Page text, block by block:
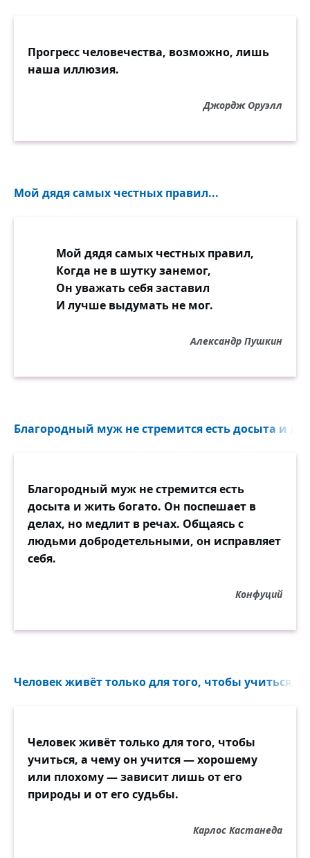
Прогресс человечества, возможно, лишь
наша иллюзия.
Джордж Оруэлл
Мой дядя самых честных правил...
Мой дядя самых честных правил,
Когда не в шутку занемог,
Он уважать себя заставил
И лучше выдумать не мог.
Александр Пушкин
Благородный муж не стремится есть досыта и
Благородный муж не стремится есть
досыта и жить богато. Он поспешает в
делах, но медлит в речах. Общаясь с
людьми добродетельными, он исправляет
себя.
Конфуций
Человек живёт только для того, чтобы учиться, а
Человек живёт только для того, чтобы
учиться, а чему он учится — хорошему
или плохому — зависит лишь от его
природы и от его судьбы.
Карлос Кастанеда